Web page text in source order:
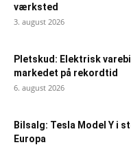
værksted
3. august 2026
Pletskud: Elektrisk
markedet på rekordtid
6. august 2026
Bilsalg: Tesla Model Y i
Europa